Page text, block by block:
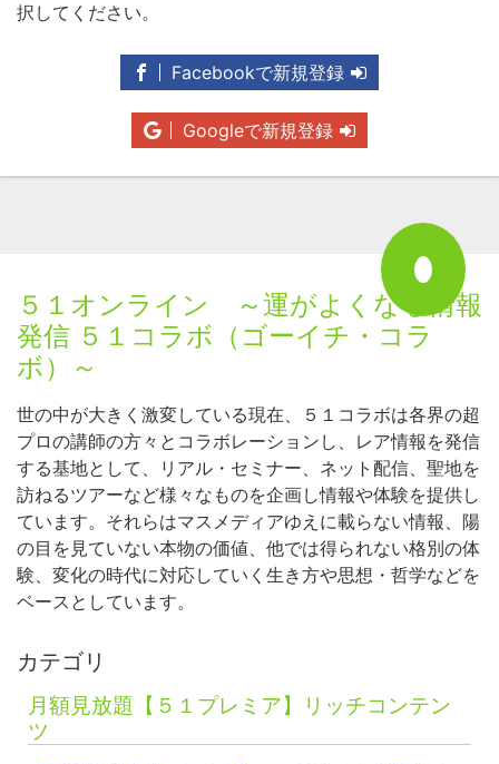
択してください。
Facebookで新規登録
Googleで新規登録
５１オンライン ～運がよくなる情報
発信 ５１コラボ（ゴーイチ・コラ
ボ）～
世の中が大きく激変している現在、５１コラボは各界の超
プロの講師の方々とコラボレーションし、レア情報を発信
する基地として、リアル・セミナー、ネット配信、聖地を
訪ねるツアーなど様々なものを企画し情報や体験を提供し
ています。それらはマスメディアゆえに載らない情報、陽
の目を見ていない本物の価値、他では得られない格別の体
験、変化の時代に対応していく生き方や思想・哲学などを
ベースとしています。
カテゴリ
月額見放題【５１プレミア】リッチコンテン
ツ